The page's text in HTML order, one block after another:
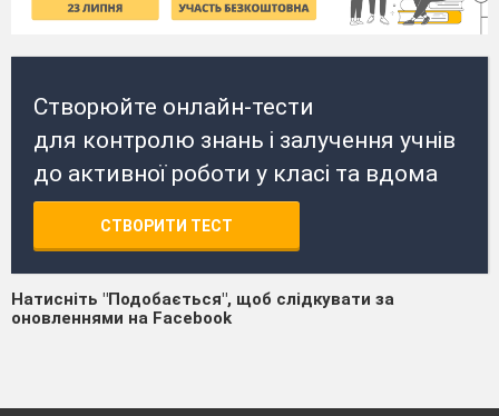
Створюйте онлайн-тести
для контролю знань і залучення учнів
до активної роботи у класі та вдома
СТВОРИТИ ТЕСТ
Натисніть "Подобається", щоб слідкувати за
оновленнями на Facebook